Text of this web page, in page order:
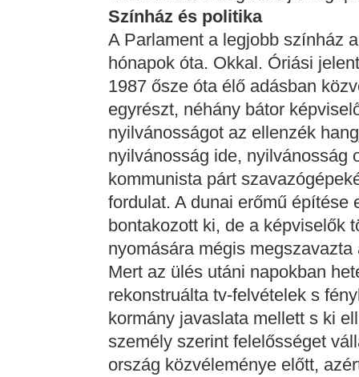
Színház és politika
A Parlament a legjobb színház
hónapok óta. Okkal. Óriási
1987 ősze óta élő adásban
egyrészt, néhány bátor
nyilvánosságot az ellenzék
nyilvánosság ide, nyilvánosság
kommunista párt
fordulat. A dunai erőmű építése
bontakozott ki, de a képviselők
nyomására mégis
Mert az ülés utáni napokban
rekonstruálta tv-felvételek s
kormány javaslata mellett s ki
személy szerint felelősséget
ország közvéleménye előtt,